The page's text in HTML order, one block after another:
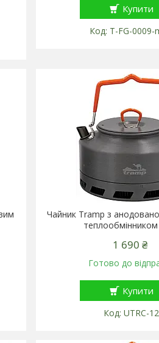
Купити
T-FG-0009-
Чайник Tramp з
1 690 ₴
Готово до
Купити
UTRC-